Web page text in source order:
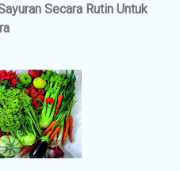
Secara Rutin Untuk